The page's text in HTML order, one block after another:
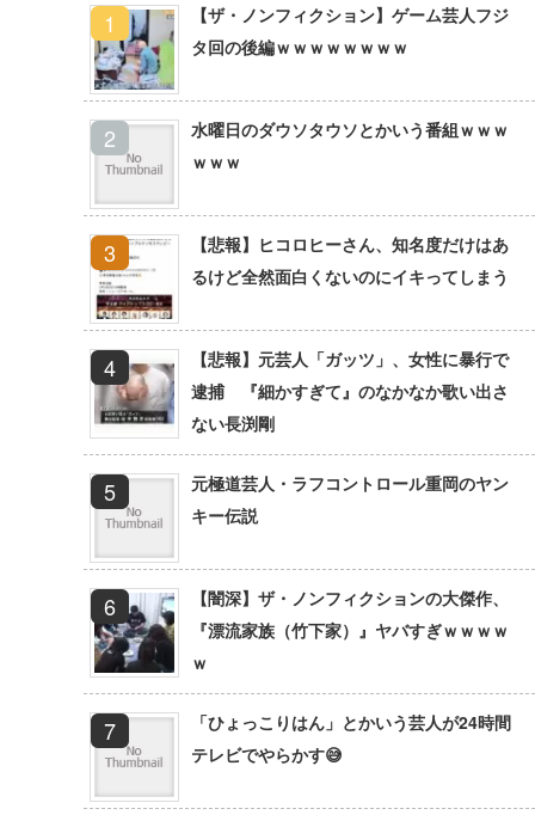
【ザ・ノンフィクション】ゲーム芸人フジ
タ回の後編ｗｗｗｗｗｗｗｗ
水曜日のダウソタウソとかいう番組ｗｗｗ
ｗｗｗ
【悲報】ヒコロヒーさん、知名度だけはあ
るけど全然面白くないのにイキってしまう
【悲報】元芸人「ガッツ」、女性に暴行で
逮捕 『細かすぎて』のなかなか歌い出さ
ない長渕剛
元極道芸人・ラフコントロール重岡のヤン
キー伝説
【闇深】ザ・ノンフィクションの大傑作、
『漂流家族（竹下家）』ヤバすぎｗｗｗｗ
ｗ
「ひょっこりはん」とかいう芸人が24時間
テレビでやらかす😅